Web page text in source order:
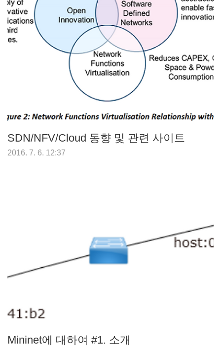
SDN/NFV/Cloud 동향 및 관련 사이트
2016. 7. 6. 12:37
Mininet에 대하여 #1. 소개